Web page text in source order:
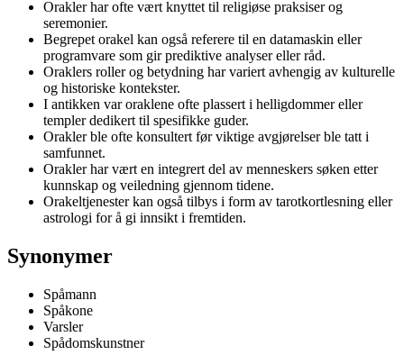
Orakler har ofte vært knyttet til religiøse praksiser og
seremonier.
Begrepet orakel kan også referere til en datamaskin eller
programvare som gir prediktive analyser eller råd.
Oraklers roller og betydning har variert avhengig av kulturelle
og historiske kontekster.
I antikken var oraklene ofte plassert i helligdommer eller
templer dedikert til spesifikke guder.
Orakler ble ofte konsultert før viktige avgjørelser ble tatt i
samfunnet.
Orakler har vært en integrert del av menneskers søken etter
kunnskap og veiledning gjennom tidene.
Orakeltjenester kan også tilbys i form av tarotkortlesning eller
astrologi for å gi innsikt i fremtiden.
Synonymer
Spåmann
Spåkone
Varsler
Spådomskunstner